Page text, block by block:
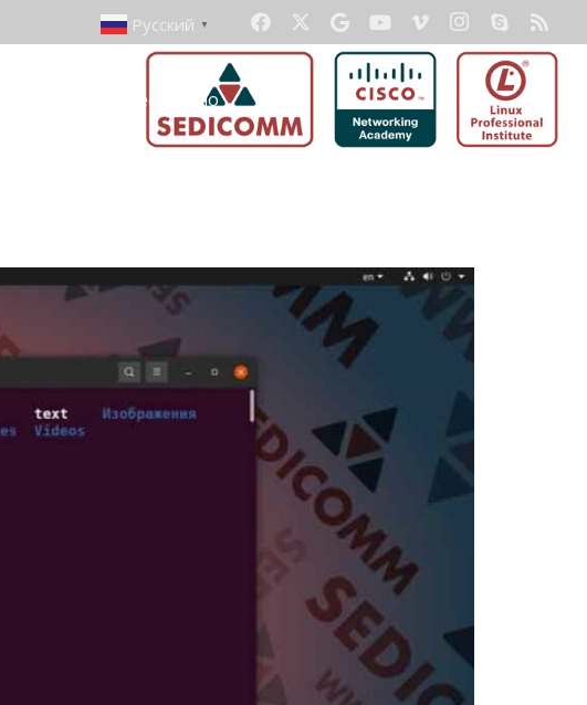
Русский ▼
Попробовать бесплатно